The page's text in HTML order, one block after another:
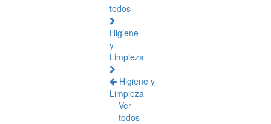
todos
Higiene
y
Limpieza
Higiene y
Limpieza
Ver
todos